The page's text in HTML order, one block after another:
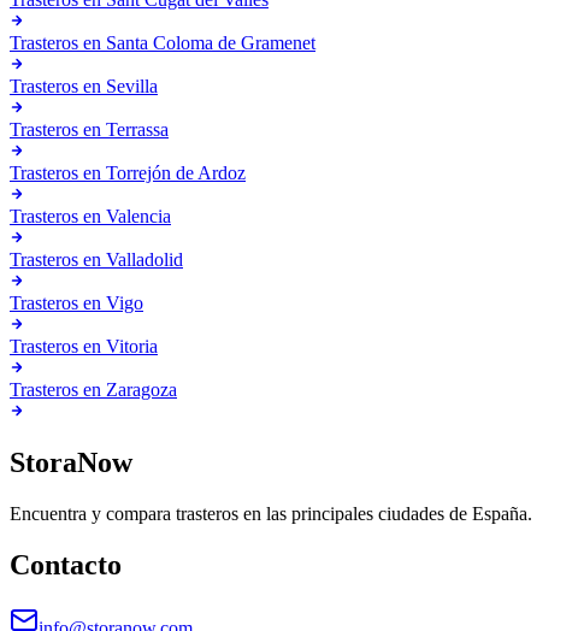
Trasteros en Santa Coloma de Gramenet
Trasteros en Sevilla
Trasteros en Terrassa
Trasteros en Torrejón de Ardoz
Trasteros en Valencia
Trasteros en Valladolid
Trasteros en Vigo
Trasteros en Vitoria
Trasteros en Zaragoza
StoraNow
Encuentra y compara trasteros en las principales ciudades de España.
Contacto